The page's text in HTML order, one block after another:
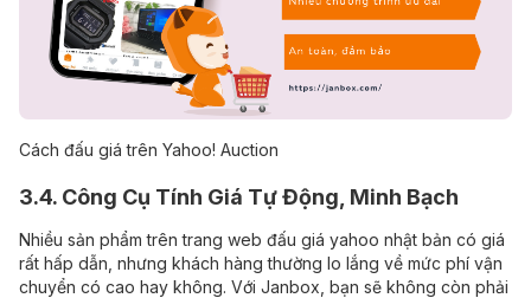
Cách đấu giá trên Yahoo! Auction
3.4. Công Cụ Tính Giá Tự Động, Minh Bạch
Nhiều sản phẩm trên trang web đấu giá yahoo nhật bản có giá
rất hấp dẫn, nhưng khách hàng thường lo lắng về mức phí vận
chuyển có cao hay không. Với Janbox, bạn sẽ không còn phải